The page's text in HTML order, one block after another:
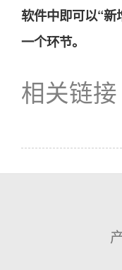
软件中即可以“新
一个环节。
相关链接